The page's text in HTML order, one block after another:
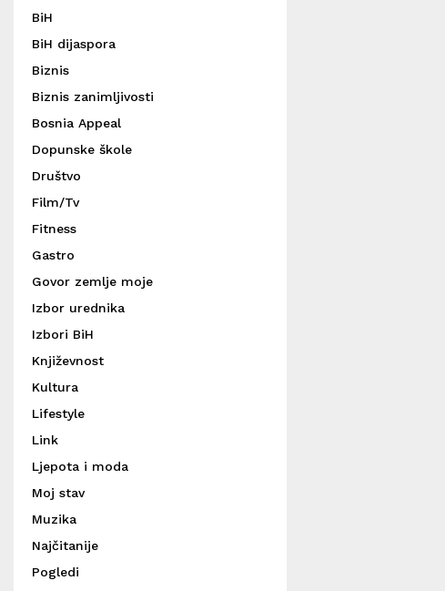
BiH
BiH dijaspora
Biznis
Biznis zanimljivosti
Bosnia Appeal
Dopunske škole
Društvo
Film/Tv
Fitness
Gastro
Govor zemlje moje
Izbor urednika
Izbori BiH
Književnost
Kultura
Lifestyle
Link
Ljepota i moda
Moj stav
Muzika
Najčitanije
Pogledi